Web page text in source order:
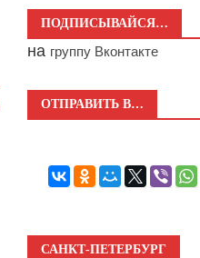
ПОДПИСЫВАЙСЯ…
на группу Вконтакте
ОТПРАВИТЬ В…
САНКТ-ПЕТЕРБУРГ